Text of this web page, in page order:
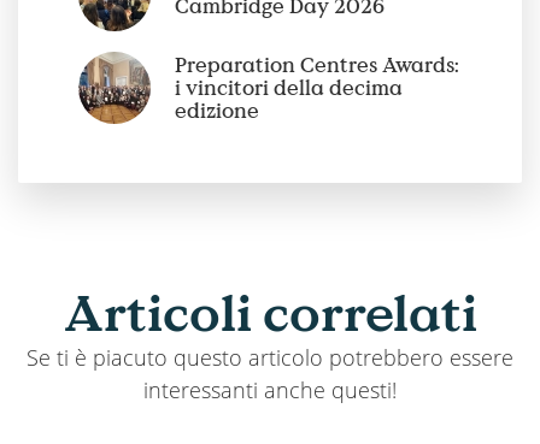
Cambridge Day 2026
Preparation Centres Awards:
i vincitori della decima
edizione
Articoli correlati
Se ti è piacuto questo articolo potrebbero essere
interessanti anche questi!